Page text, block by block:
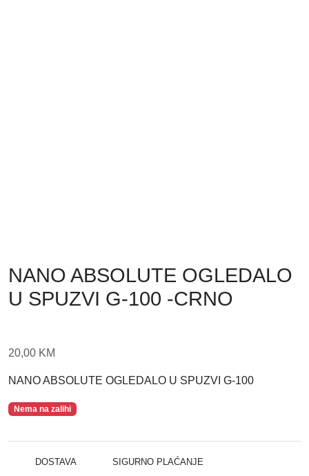
NANO ABSOLUTE OGLEDALO
U SPUZVI G-100 -CRNO
20,00 KM
NANO ABSOLUTE OGLEDALO U SPUZVI G-100
Nema na zalihi
DOSTAVA SIGURNO PLAĆANJE